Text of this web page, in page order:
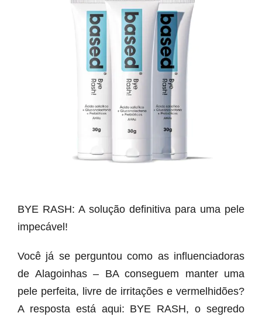
BYE RASH: A solução definitiva para uma pele
impecável!
Você já se perguntou como as influenciadoras
de Alagoinhas – BA conseguem manter uma
pele perfeita, livre de irritações e vermelhidões?
A resposta está aqui: BYE RASH, o segredo